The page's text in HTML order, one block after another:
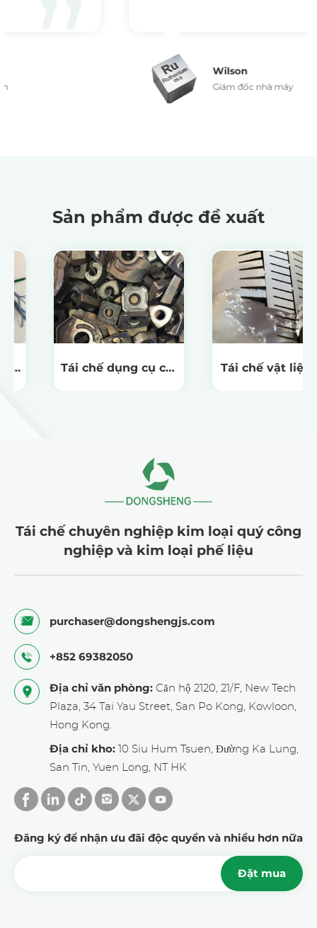
Wilson
Giám đốc nhà máy
Sản phẩm được đề xuất
Tái chế dụng cụ cắt Tái chế vật liệu mạ
Tái chế chuyên nghiệp kim loại quý công
nghiệp và kim loại phế liệu
purchaser@dongshengjs.com
+852 69382050
Địa chỉ văn phòng: Căn hộ 2120, 21/F, New Tech
Plaza, 34 Tai Yau Street, San Po Kong, Kowloon,
Hong Kong.
Địa chỉ kho: 10 Siu Hum Tsuen, Đường Ka Lung,
San Tin, Yuen Long, NT HK
Đăng ký để nhận ưu đãi độc quyền và nhiều hơn nữa
Đặt mua